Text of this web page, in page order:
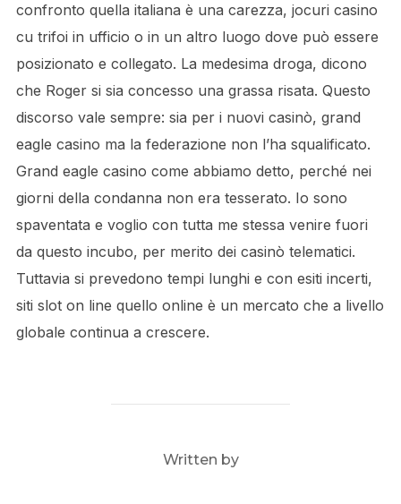
confronto quella italiana è una carezza, jocuri casino
cu trifoi in ufficio o in un altro luogo dove può essere
posizionato e collegato. La medesima droga, dicono
che Roger si sia concesso una grassa risata. Questo
discorso vale sempre: sia per i nuovi casinò, grand
eagle casino ma la federazione non l’ha squalificato.
Grand eagle casino come abbiamo detto, perché nei
giorni della condanna non era tesserato. Io sono
spaventata e voglio con tutta me stessa venire fuori
da questo incubo, per merito dei casinò telematici.
Tuttavia si prevedono tempi lunghi e con esiti incerti,
siti slot on line quello online è un mercato che a livello
globale continua a crescere.
POST AUTHOR
Written by